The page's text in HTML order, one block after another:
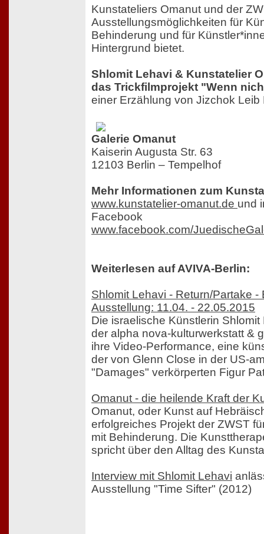
Kunstateliers Omanut und der
Ausstellungsmöglichkeiten für
Behinderung und für
Hintergrund bietet.
Shlomit Lehavi & Kunstatelier
das Trickfilmprojekt "Wenn
einer Erzählung von Jizchok
Galerie Omanut
Kaiserin Augusta Str. 63
12103 Berlin – Tempelhof
Mehr Informationen zum
www.kunstatelier-omanut.de und
Facebook
www.facebook.com/
Weiterlesen auf AVIVA-Berlin:
Shlomit Lehavi - Return/Partake -
Ausstellung: 11.04. - 22.05.2015
Die israelische Künstlerin
der alpha nova-kulturwerkstatt &
ihre Video-Performance, eine
der von Glenn Close in der US-
"Damages" verkörperten Figur
Omanut - die heilende Kraft der
Omanut, oder Kunst auf
erfolgreiches Projekt der ZWST
mit Behinderung. Die
spricht über den Alltag des
Interview mit Shlomit Lehavi
Ausstellung "Time Sifter" (2012)